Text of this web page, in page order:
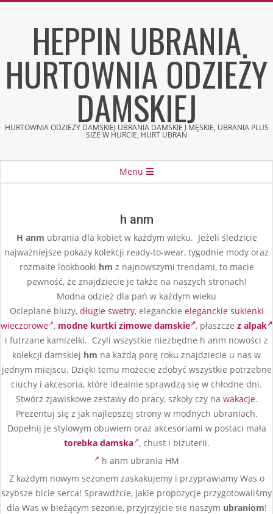
HEPPIN UBRANIA
HURTOWNIA ODZIEŻY
DAMSKIEJ
HURTOWNIA ODZIEŻY DAMSKIEJ UBRANIA DAMSKIE I MĘSKIE, UBRANIA PLUS
SIZE W HURCIE, HURT UBRAŃ
Menu
h anm
H anm ubrania dla kobiet w każdym wieku. Jeżeli śledzicie
najważniejsze pokazy kolekcji ready-to-wear, tygodnie mody oraz
rozmaite lookbooki hm z najnowszymi trendami, to macie
pewność, że znajdziecie je także na naszych stronach!
Modna odzież dla pań w każdym wieku
Ocieplane bluzy, długie swetry, eleganckie eleganckie sukienki
wieczorowe , modne kurtki zimowe damskie , płaszcze z alpak
i futrzane kamizelki. Czyli wszystkie niezbędne h anm nowości z
kolekcji damskiej hm na każdą porę roku znajdziecie u nas w
jednym miejscu. Dzięki temu możecie zdobyć wszystkie potrzebne
ciuchy i akcesoria, które idealnie sprawdzą się w chłodne dni.
Stwórz zjawiskowe zestawy do pracy, szkoły czy na wakacje.
Prezentuj się z jak najlepszej strony w modnych ubraniach.
Dopełnij je stylowym obuwiem oraz akcesoriami w postaci mała
torebka damska , chust i biżuterii.
h anm ubrania HM
Z każdym nowym sezonem zaskakujemy i przyprawiamy Was o
szybsze bicie serca! Sprawdźcie, jakie propozycje przygotowaliśmy
dla Was w bieżącym sezonie, przyjrzyjcie sie naszym ubraniom!